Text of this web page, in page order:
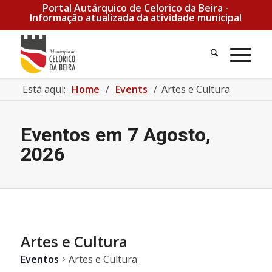
Portal Autárquico de Celorico da Beira -
Informação atualizada da atividade municipal
Está aqui: Home / Events / Artes e Cultura
Eventos em 7 Agosto,
2026
Artes e Cultura
Eventos Artes e Cultura